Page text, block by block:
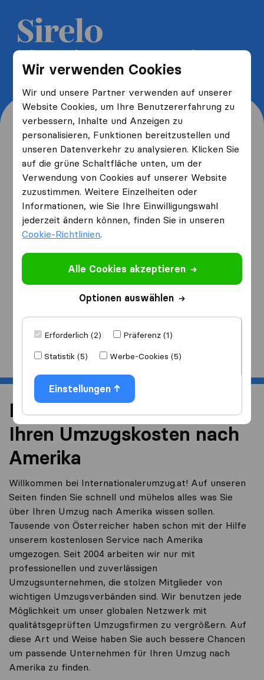
Wir verwenden Cookies
Wir und unsere Partner verwenden auf unserer
Website Cookies, um Ihre Benutzererfahrung zu
verbessern, Inhalte und Anzeigen zu
personalisieren, Funktionen bereitzustellen und
unseren Datenverkehr zu analysieren. Klicken Sie
auf die grüne Schaltfläche unten, um der
Verwendung von Cookies auf unserer Website
zuzustimmen. Weitere Einzelheiten oder
Informationen, wie Sie Ihre Einwilligungswahl
jederzeit ändern können, finden Sie in unseren
Cookie-Richtlinien.
Alle Cookies akzeptieren
Optionen auswählen
Erforderlich (2)
Präferenz (1)
Statistik (5)
Werbe-Cookies (5)
Einstellungen
5 kostenlose Umzugsangebote
erhalten und bis zu 40% sparen
Wo wohnen Sie jetzt und
wo ziehen Sie hin?
Ich ziehevon
Ich ziehenach
Start
Reduzieren Sie 40% von
Ihren Umzugskosten nach
Amerika
Willkommen bei Internationalerumzug.at! Auf unseren
Seiten finden Sie schnell und mühelos alles was Sie
über Ihren Umzug nach Amerika wissen sollen.
Tausende von Österreicher haben schon mit der Hilfe
unserem kostenlosen Service nach Amerika
umgezogen. Seit 2004 arbeiten wir nur mit
professionellen und zuverlässigen
Umzugsunternehmen, die stolzen Mitglieder von
wichtigen Umzugsverbänden sind. Wir benutzen jede
Möglichkeit um unser globalen Netzwerk mit
qualitätsgeprüften Umzugsfirmen zu vergrößern. Auf
diese Art und Weise haben Sie auch bessere Chancen
um passende Unternehmen für Ihren Umzug nach
Amerika zu finden.